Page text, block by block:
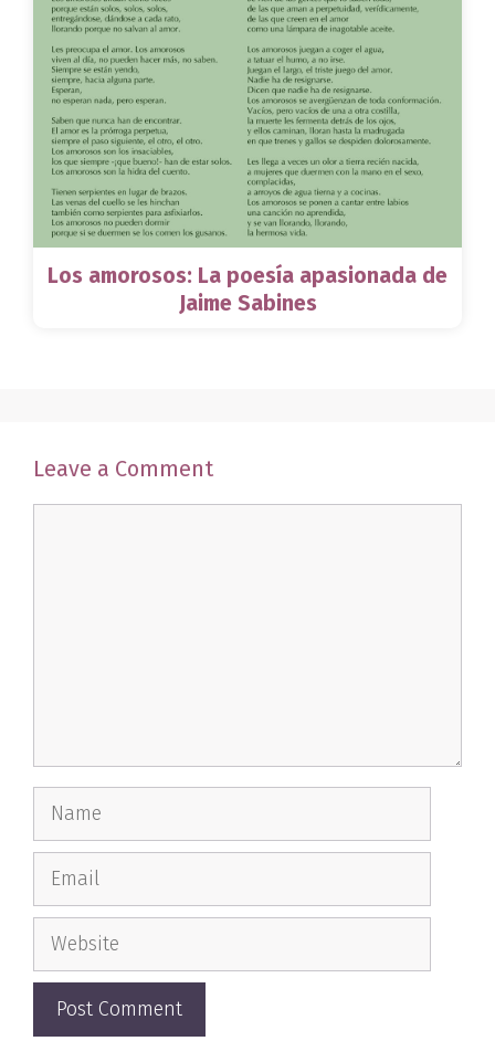
Los amorosos: La poesía apasionada de
Jaime Sabines
Leave a Comment
Name
Email
Website